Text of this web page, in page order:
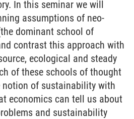
In this seminar we will
assumptions of neo-
dominant school of
contrast this approach with
ecological and steady
of these schools of thought
of sustainability with
economics can tell us about
and sustainability